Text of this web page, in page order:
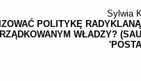
Sylwia
POLITYKĘ
WŁADZY?